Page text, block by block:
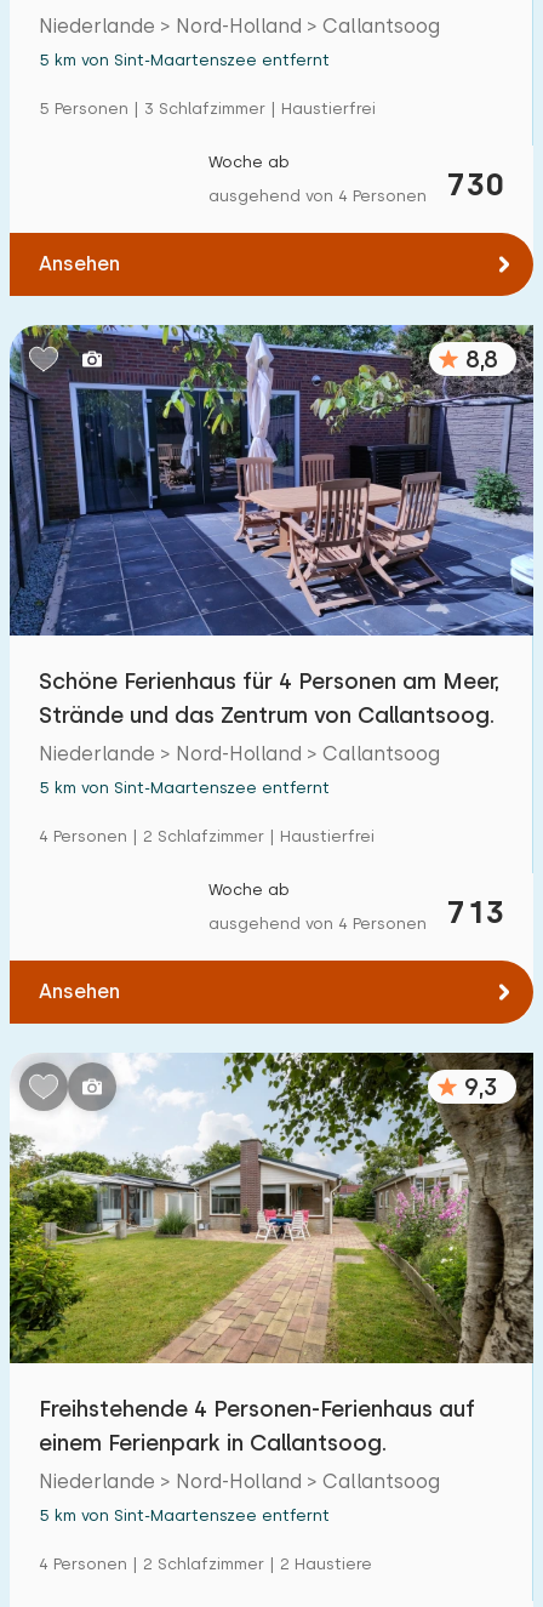
Niederlande > Nord-Holland > Callantsoog
5 km von Sint-Maartenszee entfernt
5 Personen | 3 Schlafzimmer | Haustierfrei
730
Woche ab
ausgehend von 4 Personen
Ansehen
8,8
Schöne Ferienhaus für 4 Personen am Meer,
Strände und das Zentrum von Callantsoog.
Niederlande > Nord-Holland > Callantsoog
5 km von Sint-Maartenszee entfernt
4 Personen | 2 Schlafzimmer | Haustierfrei
713
Woche ab
ausgehend von 4 Personen
Ansehen
9,3
Freihstehende 4 Personen-Ferienhaus auf
einem Ferienpark in Callantsoog.
Niederlande > Nord-Holland > Callantsoog
5 km von Sint-Maartenszee entfernt
4 Personen | 2 Schlafzimmer | 2 Haustiere